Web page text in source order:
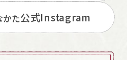
かた公式Instagram